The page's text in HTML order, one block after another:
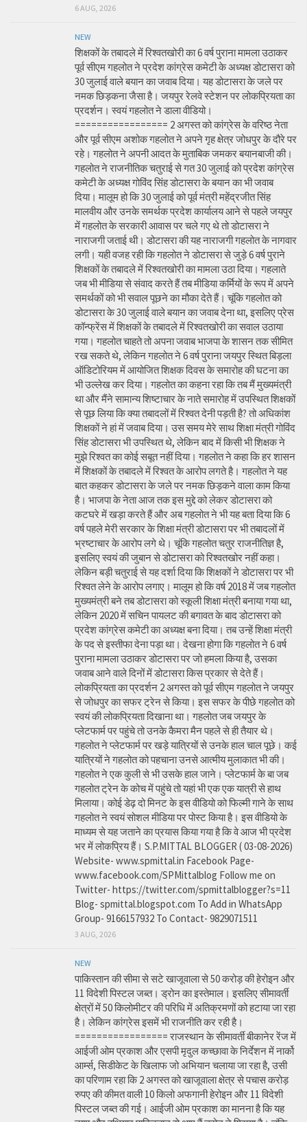
6 AUG, 2026
NEW
शिक्षकों के तबादले में रिश्वतखोरी का 6 वर्ष पुराना मामला उठाकर
पूर्व सीएम गहलोत ने प्रदेश कांग्रेस कमेटी के अध्यक्ष डोटासरा को
30 जुलाई वाले बयान का जवाब दिया। यह डोटासरा के जले पर
नमक छिड़कना जैसा है। जयपुर रेलवे स्टेशन पर लोकप्रियता का
प्रदर्शन। स्वयं गहलोत ने डाला वीडियो।
================= 2 अगस्त को कांग्रेस के वरिष्ठ नेता
और पूर्व सीएम अशोक गहलोत ने अपने गृह क्षेत्र जोधपुर के दौरे पर
रहे। गहलोत ने अपनी आदत के मुताबिक जमकर बयानबाजी की।
गहलोत ने राजनीतिक चतुराई से गत 30 जुलाई को प्रदेश कांग्रेस
कमेटी के अध्यक्ष गोविंद सिंह डोटासरा के बयान का भी जवाब
दिया। मालूम हो कि 30 जुलाई को पूर्व मंत्री महेंद्रजीत सिंह
मालवीय और उनके समर्थक प्रदेश कार्यालय आने से पहले जयपुर
में गहलोत के सरकारी आवास पर चले गए थे तो डोटासरा ने
नाराजगी जताई थी। डोटासरा की यह नाराजगी गहलोत के नागवार
लगी। यही वजह रही कि गहलोत ने डोटासरा से जुड़े 6 वर्ष पुराने
शिक्षकों के तबादले में रिश्वतखोरी का मामला उठा दिया। गहलाते
जब भी मीडिया से संवाद करते हैं तब मीडिया कर्मियों के रूप में अपने
समर्थकों को भी सवाल पूछने का मौका देते हैं। चूंकि गहलोत को
डोटासरा के 30 जुलाई वाले बयान का जवाब देना था, इसलिए प्रेस
कॉन्फ्रेंस में शिक्षकों के तबादले में रिश्वतखोरी का सवाल उठाया
गया। गहलोत चाहते तो अपना जवाब भाजपा के शासन तक सीमित
रख सकते थे, लेकिन गहलोत ने 6 वर्ष पुराना जयपुर स्थित बिड़ला
ऑडिटोरियम में आयोजित शिक्षक दिवस के समारोह की घटना का
भी उल्लेख कर दिया। गहलोत का कहना रहा कि तब मैं मुख्यमंत्री
था और मैंने सामान्य शिष्टाचार के नाते समारोह में उपस्थित शिक्षकों
से पूछ लिया कि क्या तबादलों में रिश्वत देनी पड़ती है? तो अधिकांश
शिक्षकों ने हां में जवाब दिया। उस समय मेरे साथ शिक्षा मंत्री गोविंद
सिंह डोटासरा भी उपस्थित थे, लेकिन बाद में किसी भी शिक्षक ने
मुझे रिश्वत का कोई सबूत नहीं दिया। गहलोत ने कहा कि हर शासन
में शिक्षकों के तबादले में रिश्वत के आरोप लगते है। गहलोत ने यह
बात कहकर डोटासरा के जले पर नमक छिड़कने वाला काम किया
है। भाजपा के नेता आज तक इस मुद्दे को लेकर डोटासरा को
कटघरे में खड़ा करते हैं और अब गहलोत ने भी यह बता दिया कि 6
वर्ष पहले मेरी सरकार के शिक्षा मंत्री डोटासरा पर भी तबादलों में
भ्रष्टाचार के आरोप लगे थे। चूंकि गहलोत चतुर राजनीतिज्ञ है,
इसलिए स्वयं की जुबान से डोटासरा को रिश्वतखोर नहीं कहा।
लेकिन बड़ी चतुराई से यह दर्शा दिया कि शिक्षकों ने डोटासरा पर भी
रिश्वत लेने के आरोप लगाए। मालूम हो कि वर्ष 2018 में जब गहलोत
मुख्यमंत्री बने तब डोटासरा को स्कूली शिक्षा मंत्री बनाया गया था,
लेकिन 2020 में सचिन पायलट की बगावत के बाद डोटासरा को
प्रदेश कांग्रेस कमेटी का अध्यक्ष बना दिया। तब उन्हें शिक्षा मंत्री
के पद से इस्तीफा देना पड़ा था। देखना होगा कि गहलोत ने 6 वर्ष
पुराना मामला उठाकर डोटासरा पर जो हमला किया है, उसका
जवाब आने वाले दिनों में डोटासरा किस प्रकार से देते हैं।
लोकप्रियता का प्रदर्शन 2 अगस्त को पूर्व सीएम गहलोत ने जयपुर
से जोधपुर का सफर ट्रेन से किया। इस सफर के पीछे गहलोत को
स्वयं की लोकप्रियता दिखाना था। गहलोत जब जयपुर के
प्लेटफार्म पर पहुंचे तो उनके कैमरा मैन पहले से ही तैयार थे।
गहलोत ने प्लेटफार्म पर खड़े यात्रियों से उनके हाल चाल पूछे। कई
यात्रियों ने गहलोत को पहचाना उनसे आत्मीय मुलाकात भी की।
गहलोत ने एक कुली से भी उसके हाल जाने। प्लेटफार्म के बा जब
गहलोत ट्रेन के कोच में पहुंचे तो यहां भी एक एक यात्री से हाथ
मिलाया। कोई डेढ़ दो मिनट के इस वीडियो को फिल्मी गाने के साथ
गहलोत ने स्वयं सोशल मीडिया पर पोस्ट किया है। इस वीडियो के
माध्यम से यह जताने का प्रयास किया गया है कि वे आज भी प्रदेश
भर में लोकप्रिय हैं। S.P.MITTAL BLOGGER ( 03-08-2026)
Website- www.spmittal.in Facebook Page-
www.facebook.com/SPMittalblog Follow me on
Twitter- https://twitter.com/spmittalblogger?s=11
Blog- spmittal.blogspot.com To Add in WhatsApp
Group- 9166157932 To Contact- 9829071511
3 AUG, 2026
NEW
पाकिस्तान की सीमा से सटे खाजूवाला से 50 करोड़ की हेरोइन और
11 विदेशी पिस्टल जब्त। ड्रोन का इस्तेमाल। इसलिए सीमावर्ती
क्षेत्रों में 50 किलोमीटर की परिधि में अतिक्रमणों को हटाया जा रहा
है। लेकिन कांग्रेस इसमें भी राजनीति कर रही है।
================= राजस्थान के सीमावर्ती बीकानेर रेंज में
आईजी ओम प्रकाश और एसपी मृदुल कच्छावा के निर्देशन में नार्को
आर्म्स, सिडीकेट के खिलाफ जो अभियान चलाया जा रहा है, उसी
का परिणाम रहा कि 2 अगस्त को खाजूवाला क्षेत्र से पचास करोड़
रुपए की कीमत वाली 10 किलो अफगानी हेरोइन और 11 विदेशी
पिस्टल जब्त की गई। आईजी ओम प्रकाश का मानना है कि यह